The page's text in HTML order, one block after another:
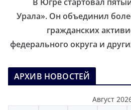
Урала». Он объединил
гражданских
федерального округа и
АРХИВ НОВОСТЕЙ
Август